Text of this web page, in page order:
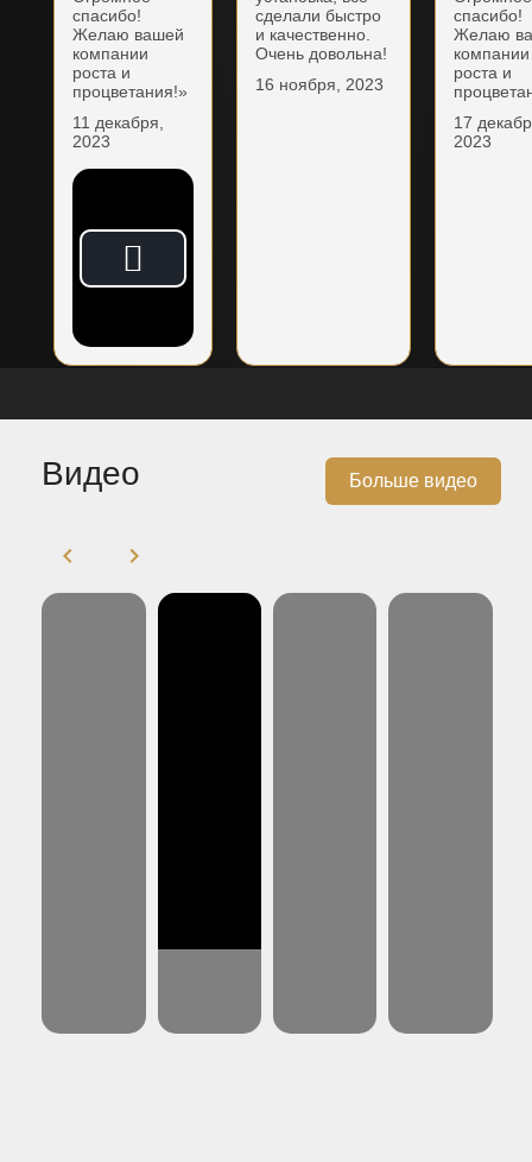
спасибо!
Желаю вашей
компании
роста и
процветания!»
11 декабря,
2023
сделали быстро
и качественно.
Очень довольна!
16 ноября, 2023
спасибо!
Желаю
компании
роста и
17
2023
Видео Больше видео